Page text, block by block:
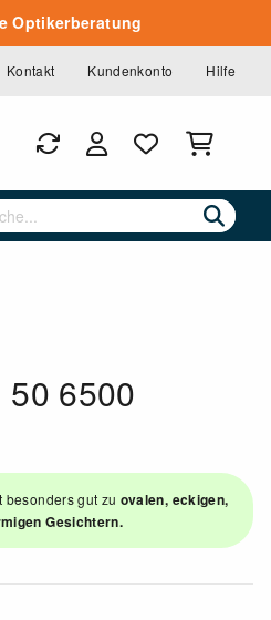
Optikerberatung
Kontakt Kundenkonto Hilfe
6500
besonders gut zu ovalen, eckigen,
Gesichtern.